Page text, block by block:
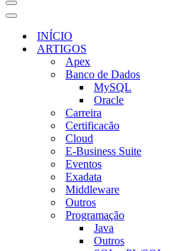
Menu
de
navegação
Menu
navegaçãoINÍCIO
ARTIGOS
Apex
Banco de Dados
MySQL
Oracle
Carreira
Certificacão
Cloud
E-Business Suite
Eventos
Exadata
Middleware
Outros
Programação
Java
Outros